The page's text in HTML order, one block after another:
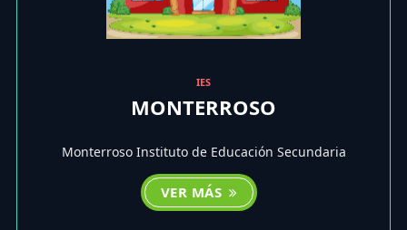
IES
MONTERROSO
Monterroso Instituto de Educación Secundaria
VER MÁS